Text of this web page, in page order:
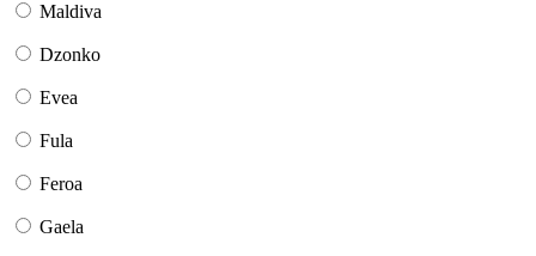
Maldiva
Dzonko
Evea
Fula
Feroa
Gaela